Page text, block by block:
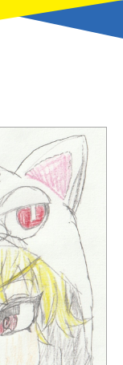
読みたい本が